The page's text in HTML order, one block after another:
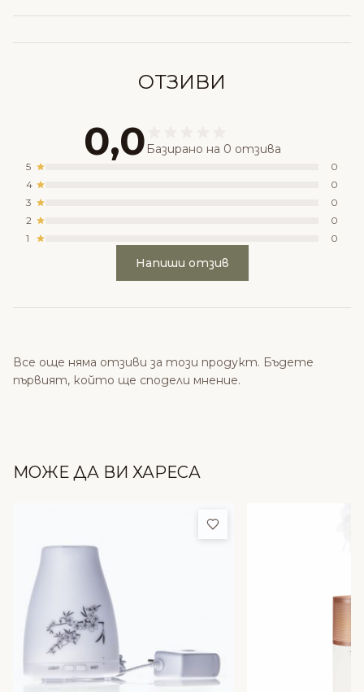
ОТЗИВИ
0,0 Базирано на 0 отзива
5
0
4
0
3
0
2
0
1
0
Напиши отзив
Все още няма отзиви за този продукт. Бъдете
първият, който ще сподели мнение.
МОЖЕ ДА ВИ ХАРЕСА
Добави в любими